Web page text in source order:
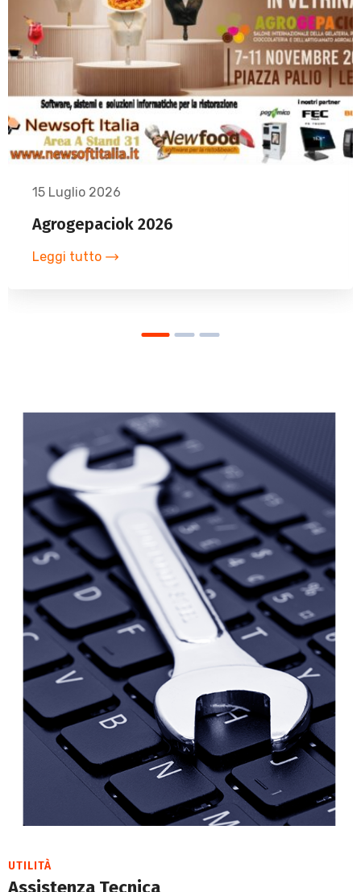
15 Luglio 2026
Agrogepaciok 2026
Leggi tutto
UTILITÀ